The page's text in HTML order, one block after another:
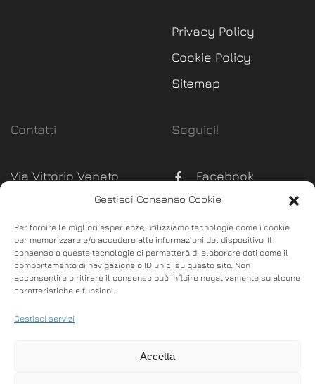
Gestisci Consenso Cookie
Per fornire le migliori esperienze, utilizziamo tecnologie come i cookie
per memorizzare e/o accedere alle informazioni del dispositivo. Il
consenso a queste tecnologie ci permetterà di elaborare dati come il
comportamento di navigazione o ID unici su questo sito. Non
acconsentire o ritirare il consenso può influire negativamente su alcune
caratteristiche e funzioni.
Gestisci servizi
Accetta
Privacy Policy
Cookie Policy
Sitemap
Contatti
Via Vittorio Veneto
289, Monsummano
P. Iva:02100630470
info@bgoffice.it
commerciale@bgoffice.it
0572.53037
Seguici!
Facebook
Instagram